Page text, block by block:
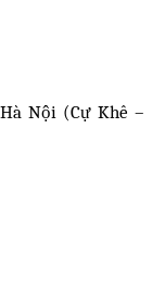
Nội (Cự Khê –